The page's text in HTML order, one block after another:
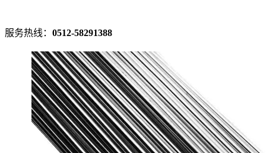
服务热线： 0512-58291388